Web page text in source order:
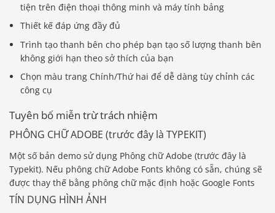
tiện trên điện thoại thông minh và máy tính bảng
Thiết kế đáp ứng đầy đủ
Trình tạo thanh bên cho phép bạn tạo số lượng thanh bên
không giới hạn theo sở thích của bạn
Chọn màu trang Chính/Thứ hai để dễ dàng tùy chỉnh các
công cụ
Tuyên bố miễn trừ trách nhiệm
PHÔNG CHỮ ADOBE (trước đây là TYPEKIT)
Một số bản demo sử dụng Phông chữ Adobe (trước đây là
Typekit). Nếu phông chữ Adobe Fonts không có sẵn, chúng sẽ
được thay thế bằng phông chữ mặc định hoặc Google Fonts
TÍN DỤNG HÌNH ẢNH